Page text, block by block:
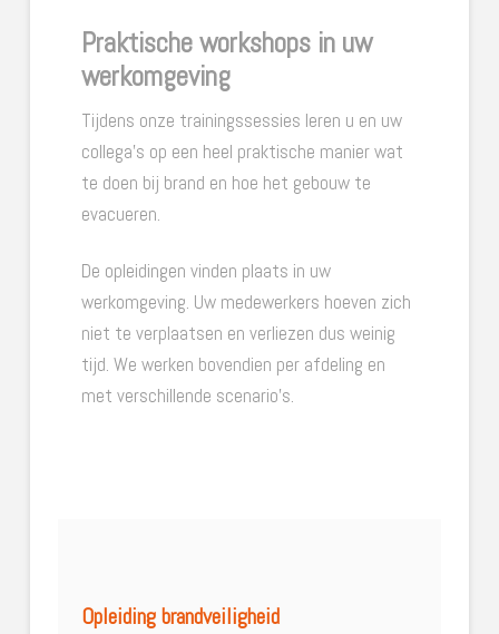
Praktische workshops in uw
werkomgeving
Tijdens onze trainingssessies leren u en uw
collega’s op een heel praktische manier wat
te doen bij brand en hoe het gebouw te
evacueren.
De opleidingen vinden plaats in uw
werkomgeving. Uw medewerkers hoeven zich
niet te verplaatsen en verliezen dus weinig
tijd. We werken bovendien per afdeling en
met verschillende scenario’s.
Opleiding brandveiligheid